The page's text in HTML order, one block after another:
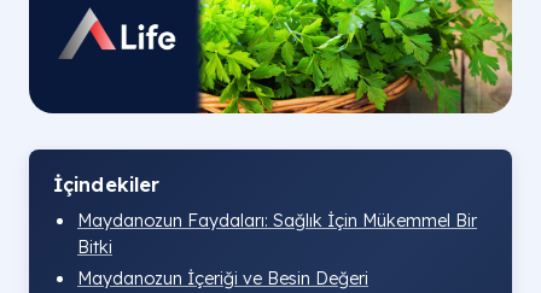
İçindekiler
Maydanozun Faydaları: Sağlık İçin Mükemmel Bir
Bitki
Maydanozun İçeriği ve Besin Değeri